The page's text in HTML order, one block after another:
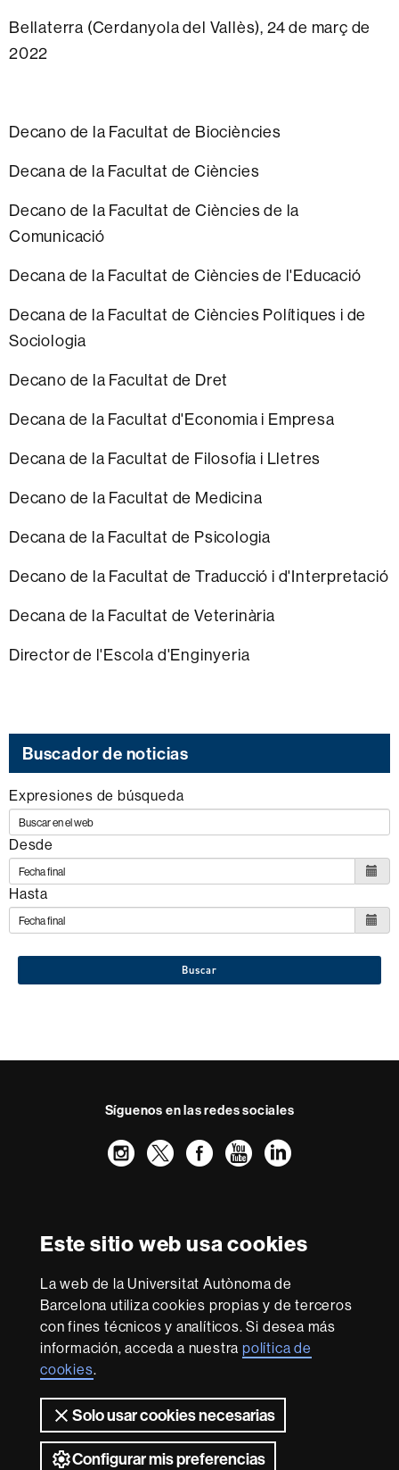
Este sitio web usa cookies
La web de la Universitat Autònoma de
Barcelona utiliza cookies propias y de terceros
con fines técnicos y analíticos. Si desea más
información, acceda a nuestrapolítica de
cookies.
Solo usar cookies necesarias
Configurar mis preferencias
Bellaterra (Cerdanyola del Vallès), 24 de març de
2022
Decano de la Facultat de Biociències
Decana de la Facultat de Ciències
Decano de la Facultat de Ciències de la
Comunicació
Decana de la Facultat de Ciències de l'Educació
Decana de la Facultat de Ciències Polítiques i de
Sociologia
Decano de la Facultat de Dret
Decana de la Facultat d'Economia i Empresa
Decana de la Facultat de Filosofia i Lletres
Decano de la Facultat de Medicina
Decana de la Facultat de Psicologia
Decano de la Facultat de Traducció i d'Interpretació
Decana de la Facultat de Veterinària
Director de l'Escola d'Enginyeria
Buscador de noticias
Expresiones de búsqueda
Desde
Hasta
Buscar
Síguenos en las redes sociales
Instagram
TwitterFacebook
Youtube
LinkedIn
Excellence
Research
-
Euraxess
Con la financiación de
Sobre
esta
web Aviso legal Protección de datos
web Accesibilidad web Mapa del web UAB